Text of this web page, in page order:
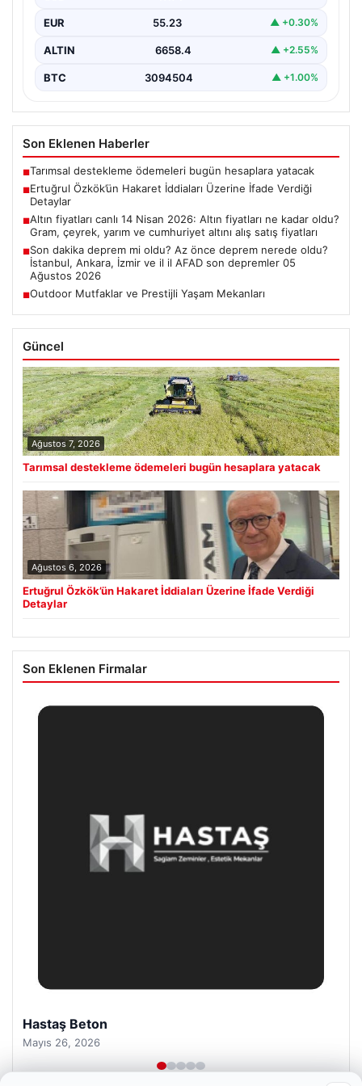
alınan ifadesinde, bu tür…
EUR 55.23 ▲ +0.30%
ALTIN 6658.4 ▲ +2.55%
BTC 3094504 ▲ +1.00%
Son Eklenen Haberler
■Tarımsal destekleme ödemeleri bugün hesaplara yatacak
■Ertuğrul Özkök’ün Hakaret İddiaları Üzerine İfade Verdiği
Detaylar
■Altın fiyatları canlı 14 Nisan 2026: Altın fiyatları ne kadar oldu?
Gram, çeyrek, yarım ve cumhuriyet altını alış satış fiyatları
■Son dakika deprem mi oldu? Az önce deprem nerede oldu?
İstanbul, Ankara, İzmir ve il il AFAD son depremler 05
Ağustos 2026
■Outdoor Mutfaklar ve Prestijli Yaşam Mekanları
Güncel
Ağustos 7, 2026
Tarımsal destekleme ödemeleri bugün hesaplara yatacak
Ağustos 6, 2026
Ertuğrul Özkök’ün Hakaret İddiaları Üzerine İfade Verdiği
Detaylar
Son Eklenen Firmalar
Prenses Night Club
Nisan 29, 2026